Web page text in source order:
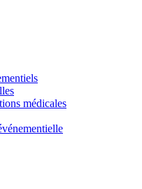
médicales